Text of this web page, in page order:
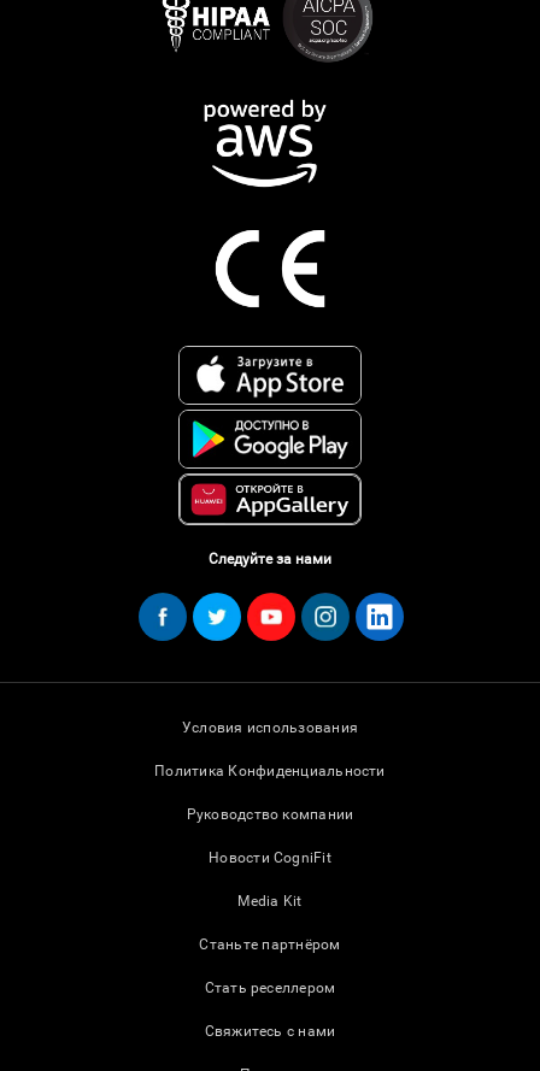
Следуйте за нами
Условия использования
Политика Конфиденциальности
Руководство компании
Новости CogniFit
Media Kit
Станьте партнёром
Стать реселлером
Свяжитесь с нами